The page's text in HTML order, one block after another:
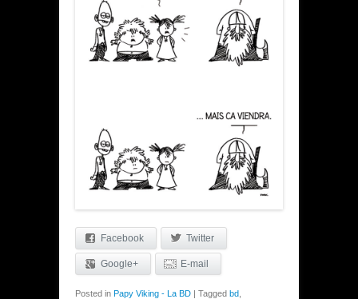
Facebook Twitter
Google+ E-mail
Posted in Papy Viking - La BD | Tagged bd